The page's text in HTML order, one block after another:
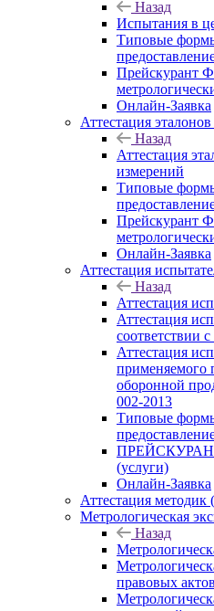
Назад
Испытания в
Типовые
Прейскурант
Онлайн-Заявка
Аттестация
Назад
Аттестация
измерений
Типовые
Прейскурант
Онлайн-Заявка
Аттестация
Назад
Аттестация
Аттестация
соответствии
Аттестация
применяемого
оборонной
002-2013
Типовые
ПРЕЙСКУРАНТ
(услуги)
Онлайн-Заявка
Аттестация методик
Метрологическая
Назад
правовых